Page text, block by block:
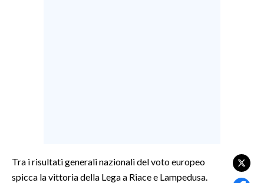
GOSSIP
Tra i risultati generali nazionali del voto europeo
spicca la vittoria della Lega a Riace e Lampedusa.